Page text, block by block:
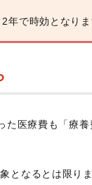
年で時効となり
た医療費も「療
となるとは限りま